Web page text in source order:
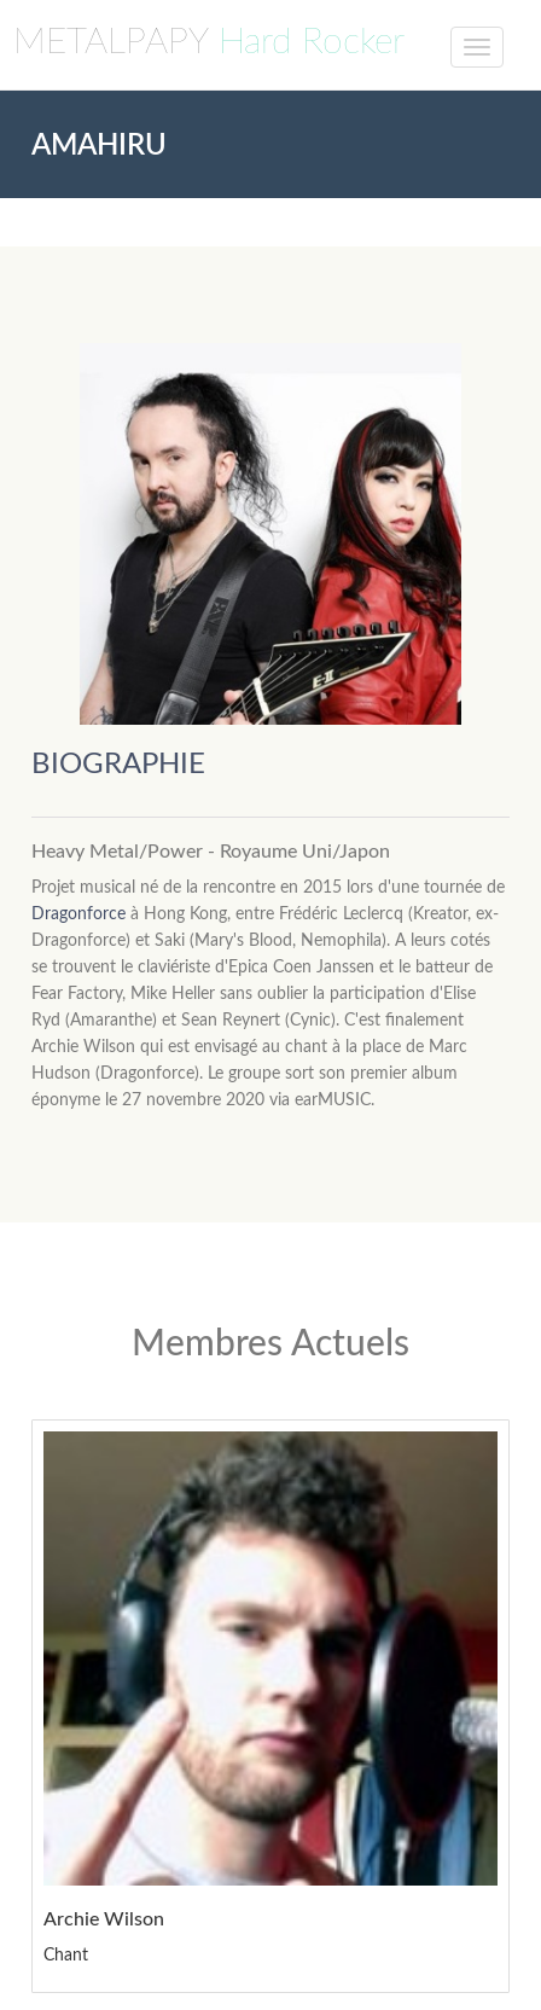
METALPAPY Hard Rocker
AMAHIRU
BIOGRAPHIE
Heavy Metal/Power - Royaume Uni/Japon
Projet musical né de la rencontre en 2015 lors d'une tournée de
Dragonforce à Hong Kong, entre Frédéric Leclercq (Kreator, ex-
Dragonforce) et Saki (Mary's Blood, Nemophila). A leurs cotés
se trouvent le claviériste d'Epica Coen Janssen et le batteur de
Fear Factory, Mike Heller sans oublier la participation d'Elise
Ryd (Amaranthe) et Sean Reynert (Cynic). C'est finalement
Archie Wilson qui est envisagé au chant à la place de Marc
Hudson (Dragonforce). Le groupe sort son premier album
éponyme le 27 novembre 2020 via earMUSIC.
Membres Actuels
Archie Wilson
Chant